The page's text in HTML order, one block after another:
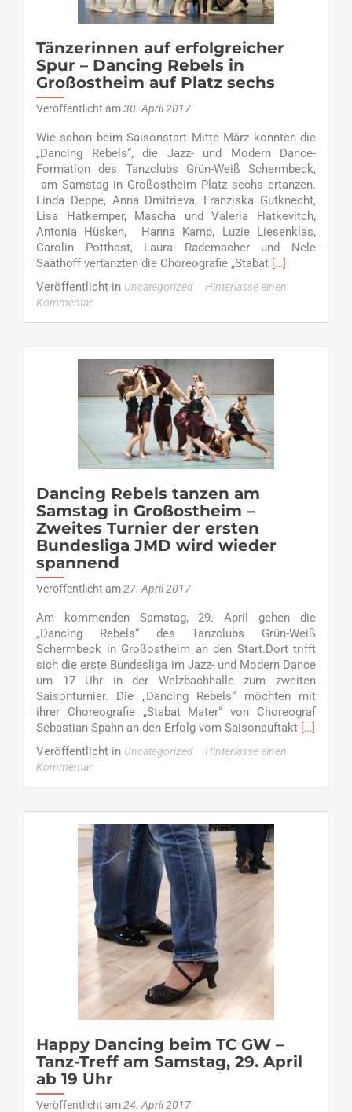
Tänzerinnen auf erfolgreicher
Spur – Dancing Rebels in
Großostheim auf Platz sechs
Veröffentlicht am30. April 2017
Wie schon beim Saisonstart Mitte März konnten die
„Dancing Rebels“, die Jazz- und Modern Dance-
Formation des Tanzclubs Grün-Weiß Schermbeck,
am Samstag in Großostheim Platz sechs ertanzen.
Linda Deppe, Anna Dmitrieva, Franziska Gutknecht,
Lisa Hatkemper, Mascha und Valeria Hatkevitch,
Antonia Hüsken, Hanna Kamp, Luzie Liesenklas,
Carolin Potthast, Laura Rademacher und Nele
Saathoff vertanzten die Choreografie „Stabat Read
about
auf
Spur
Großostheim
auf
Platz
[…]
Veröffentlicht in Uncategorized
Hinterlasse einen
Kommentar
Dancing Rebels tanzen am
Samstag in Großostheim –
Zweites Turnier der ersten
Bundesliga JMD wird wieder
spannend
Veröffentlicht am27. April 2017
Am kommenden Samstag, 29. April gehen die
„Dancing Rebels“ des Tanzclubs Grün-Weiß
Schermbeck in Großostheim an den Start.Dort trifft
sich die erste Bundesliga im Jazz- und Modern Dance
um 17 Uhr in der Welzbachhalle zum zweiten
Saisonturnier. Die „Dancing Rebels“ möchten mit
ihrer Choreografie „Stabat Mater“ von Choreograf
Sebastian Spahn an den Erfolg vom Saisonauftakt Read
Rebels
[…]
Veröffentlicht in Uncategorized
Hinterlasse einen
Kommentar
Happy Dancing beim TC GW –
Tanz-Treff am Samstag, 29. April
ab 19 Uhr
Veröffentlicht am24. April 2017